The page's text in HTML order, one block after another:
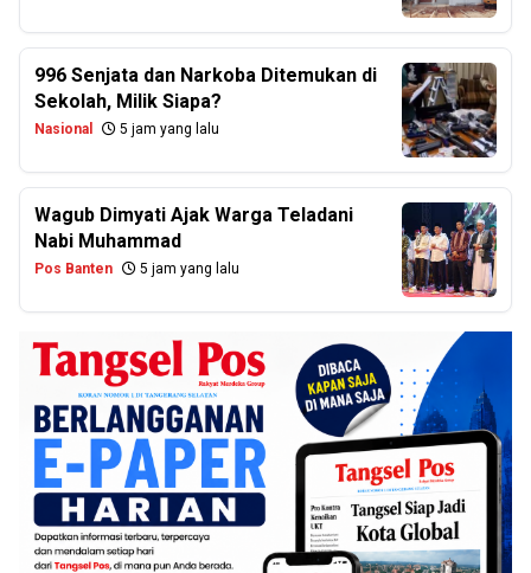
996 Senjata dan Narkoba Ditemukan di
Sekolah, Milik Siapa?
Nasional 5 jam yang lalu
Wagub Dimyati Ajak Warga Teladani
Nabi Muhammad
Pos Banten 5 jam yang lalu